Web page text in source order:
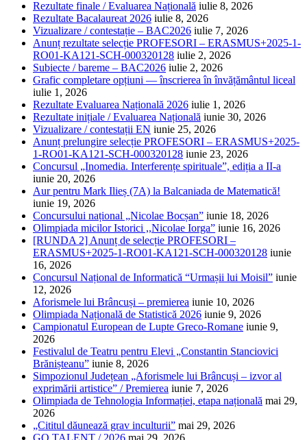
Rezultate finale / Evaluarea Națională iulie 8, 2026
Rezultate Bacalaureat 2026 iulie 8, 2026
Vizualizare / contestație – BAC2026 iulie 7, 2026
Anunț rezultate selecție PROFESORI – ERASMUS+2025-1-
RO01-KA121-SCH-000320128 iulie 2, 2026
Subiecte / bareme – BAC2026 iulie 2, 2026
Grafic completare opțiuni — înscrierea în învățământul liceal
iulie 1, 2026
Rezultate Evaluarea Națională 2026 iulie 1, 2026
Rezultate inițiale / Evaluarea Națională iunie 30, 2026
Vizualizare / contestații EN iunie 25, 2026
Anunț prelungire selecție PROFESORI – ERASMUS+2025-
1-RO01-KA121-SCH-000320128 iunie 23, 2026
Concursul „Inomedia. Interferențe spirituale”, ediția a II-a
iunie 20, 2026
Aur pentru Mark Ilieș (7A) la Balcaniada de Matematică!
iunie 19, 2026
Concursului național „Nicolae Bocșan” iunie 18, 2026
Olimpiada micilor Istorici ,,Nicolae Iorga” iunie 16, 2026
[RUNDA 2] Anunț de selecție PROFESORI –
ERASMUS+2025-1-RO01-KA121-SCH-000320128 iunie
16, 2026
Concursul Național de Informatică “Urmașii lui Moisil” iunie
12, 2026
Aforismele lui Brâncuși – premierea iunie 10, 2026
Olimpiada Națională de Statistică 2026 iunie 9, 2026
Campionatul European de Lupte Greco-Romane iunie 9,
2026
Festivalul de Teatru pentru Elevi „Constantin Stanciovici
Brănișteanu” iunie 8, 2026
Simpozionul Județean „Aforismele lui Brâncuși – izvor al
exprimării artistice” / Premierea iunie 7, 2026
Olimpiada de Tehnologia Informației, etapa națională mai 29,
2026
„Cititul dăunează grav inculturii” mai 29, 2026
GO TALENT / 2026 mai 29, 2026